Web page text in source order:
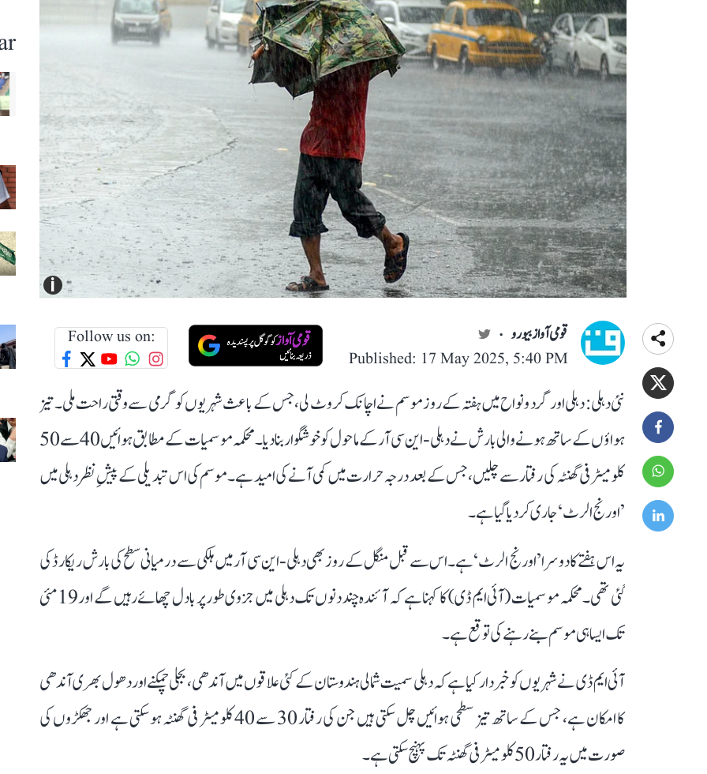
i
قومی آواز بیورو
Published: 17 May 2025, 5:40 PM
Follow us on:
نئی دہلی: دہلی اور گرد و نواح میں ہفتہ کے روز موسم نے اچانک کروٹ لی، جس کے باعث شہریوں کو گرمی سے وقتی راحت ملی۔ تیز
ہواؤں کے ساتھ ہونے والی بارش نے دہلی-این سی آر کے ماحول کو خوشگوار بنا دیا۔ محکمہ موسمیات کے مطابق ہوائیں 40 سے 50
کلومیٹر فی گھنٹہ کی رفتار سے چلیں، جس کے بعد درجہ حرارت میں کمی آنے کی امید ہے۔ موسم کی اس تبدیلی کے پیشِ نظر دہلی میں
’اورنج الرٹ‘ جاری کر دیا گیا ہے۔
یہ اس ہفتے کا دوسرا ’اورنج الرٹ‘ ہے۔ اس سے قبل منگل کے روز بھی دہلی-این سی آر میں ہلکی سے درمیانی سطح کی بارش ریکارڈ کی
گئی تھی۔ محکمہ موسمیات (آئی ایم ڈی) کا کہنا ہے کہ آئندہ چند دنوں تک دہلی میں جزوی طور پر بادل چھائے رہیں گے اور 19 مئی
تک ایسا ہی موسم بنے رہنے کی توقع ہے۔
آئی ایم ڈی نے شہریوں کو خبردار کیا ہے کہ دہلی سمیت شمالی ہندوستان کے کئی علاقوں میں آندھی، بجلی چمکنے اور دھول بھری آندھی
کا امکان ہے، جس کے ساتھ تیز سطحی ہوائیں چل سکتی ہیں جن کی رفتار 30 سے 40 کلومیٹر فی گھنٹہ ہو سکتی ہے اور جھکڑوں کی
صورت میں یہ رفتار 50 کلومیٹر فی گھنٹہ تک پہنچ سکتی ہے۔